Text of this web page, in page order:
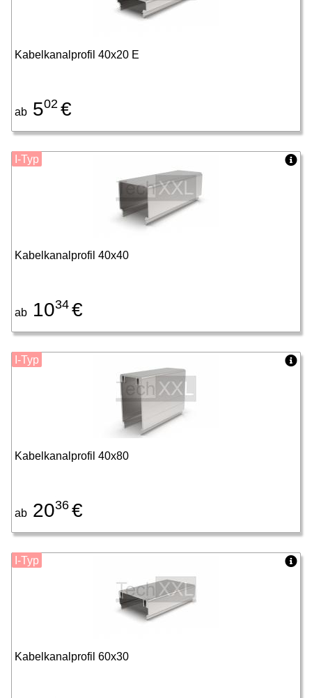
Kabelkanalprofil 40x20 E
ab 502 €
Kabelkanalprofil 40x40
ab 1034 €
I-Typ
Kabelkanalprofil 40x80
ab 2036 €
I-Typ
Kabelkanalprofil 60x30
I-Typ